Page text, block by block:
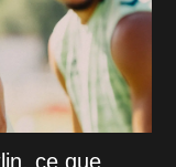
ce que